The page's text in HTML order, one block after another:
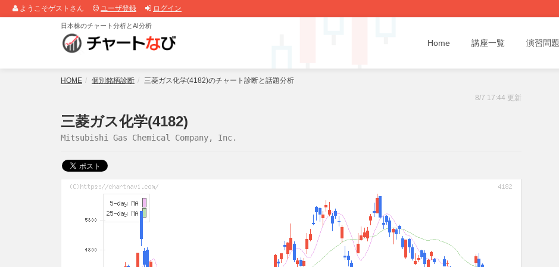
ようこそゲストさん ユーザ登録 ログイン
日本株のチャート分析とAI分析
Home 講座一覧 演習問題
HOME 個別銘柄診断 三菱ガス化学(4182)のチャート診断と話題分析
8/7 17:44 更新
三菱ガス化学(4182)
Mitsubishi Gas Chemical Company, Inc.